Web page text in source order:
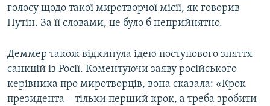
голосу щодо такої миротворчої місії, як говорив
Путін. За її словами, це було б неприйнятно.
Деммер також відкинула ідею поступового зняття
санкцій із Росії. Коментуючи заяву російського
керівника про миротворців, вона сказала: «Крок
президента – тільки перший крок, а треба зробити